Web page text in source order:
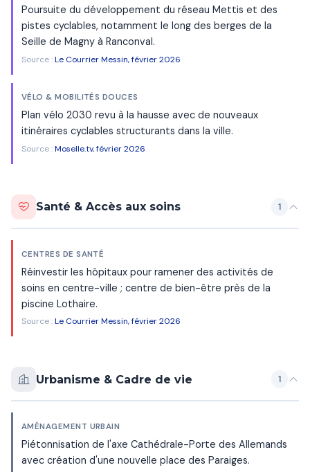
Poursuite du développement du réseau Mettis et des
pistes cyclables, notamment le long des berges de la
Seille de Magny à Ranconval.
Source :Le Courrier Messin, février 2026
VÉLO & MOBILITÉS DOUCES
Plan vélo 2030 revu à la hausse avec de nouveaux
itinéraires cyclables structurants dans la ville.
Source :Moselle.tv, février 2026
Santé & Accès aux soins 1
CENTRES DE SANTÉ
Réinvestir les hôpitaux pour ramener des activités de
soins en centre-ville ; centre de bien-être près de la
piscine Lothaire.
Source :Le Courrier Messin, février 2026
Urbanisme & Cadre de vie 1
AMÉNAGEMENT URBAIN
Piétonnisation de l'axe Cathédrale-Porte des Allemands
avec création d'une nouvelle place des Paraiges.